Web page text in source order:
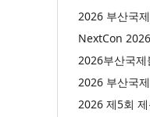
2026 부산국
NextCon 2026
2026부산국제
2026 부산국
2026 제5회